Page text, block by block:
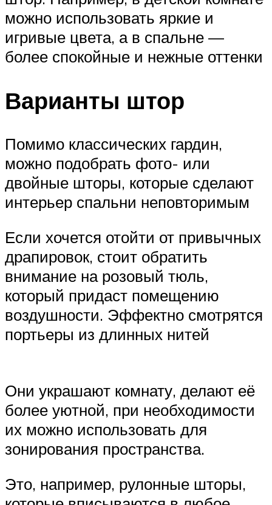
можно использовать яркие и
игривые цвета, а в спальне —
более спокойные и нежные оттенки
Варианты штор
Помимо классических гардин,
можно подобрать фото- или
двойные шторы, которые сделают
интерьер спальни неповторимым
Если хочется отойти от привычных
драпировок, стоит обратить
внимание на розовый тюль,
который придаст помещению
воздушности. Эффектно смотрятся
портьеры из длинных нитей
Они украшают комнату, делают её
более уютной, при необходимости
их можно использовать для
зонирования пространства.
Это, например, рулонные шторы,